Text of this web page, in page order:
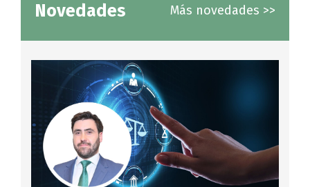
Novedades Más novedades >>